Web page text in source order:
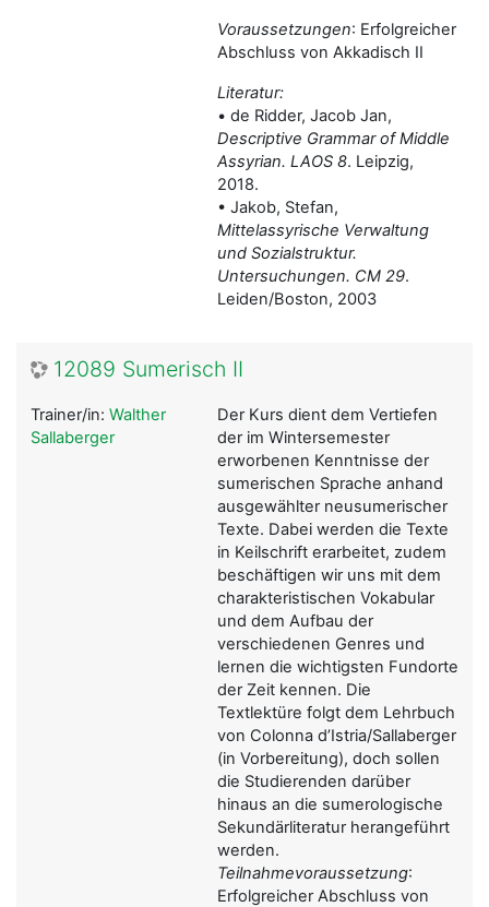
Voraussetzungen: Erfolgreicher
Abschluss von Akkadisch II
Literatur:
• de Ridder, Jacob Jan,
Descriptive Grammar of Middle
Assyrian. LAOS 8. Leipzig,
2018.
• Jakob, Stefan,
Mittelassyrische Verwaltung
und Sozialstruktur.
Untersuchungen. CM 29.
Leiden/Boston, 2003
12089 Sumerisch II
Der Kurs dient dem Vertiefen
der im Wintersemester
erworbenen Kenntnisse der
sumerischen Sprache anhand
ausgewählter neusumerischer
Texte. Dabei werden die Texte
in Keilschrift erarbeitet, zudem
beschäftigen wir uns mit dem
charakteristischen Vokabular
und dem Aufbau der
verschiedenen Genres und
lernen die wichtigsten Fundorte
der Zeit kennen. Die
Textlektüre folgt dem Lehrbuch
von Colonna d’Istria/Sallaberger
(in Vorbereitung), doch sollen
die Studierenden darüber
hinaus an die sumerologische
Sekundärliteratur herangeführt
werden.
Teilnahmevoraussetzung:
Erfolgreicher Abschluss von
Trainer/in: Walther
Sallaberger